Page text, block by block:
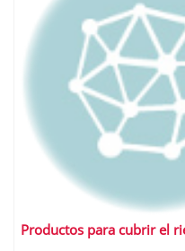
Productos para cubrir el